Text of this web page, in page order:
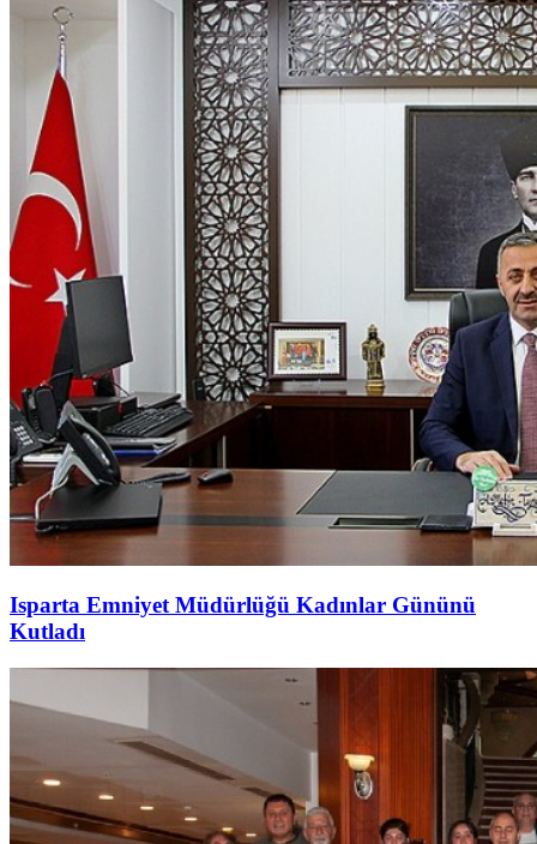
Isparta Emniyet Müdürlüğü Kadınlar Gününü
Kutladı